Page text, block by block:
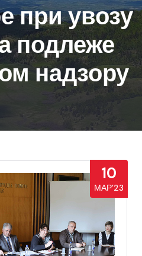
при увозу
подлеже
надзору
10
МАР’23